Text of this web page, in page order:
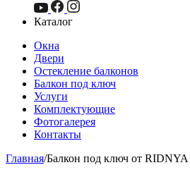
Каталог
Окна
Двери
Остекление балконов
Балкон под ключ
Услуги
Комплектующие
Фотогалерея
Контакты
Главная/Балкон под ключ от RIDNYA